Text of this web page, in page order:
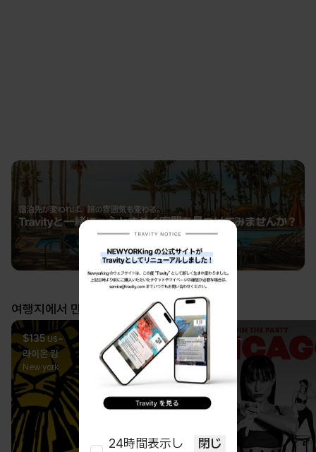
United States United States
Hawaii
Canada
Niagara
여행지에서 만나는 공연
$135 US~
라이온 킹
New york
$74.25
~
시카고
New york
24時間表示し
閉じ